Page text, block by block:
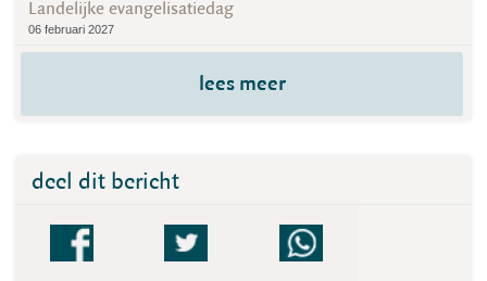
Landelijke evangelisatiedag
06 februari 2027
lees meer
deel dit bericht